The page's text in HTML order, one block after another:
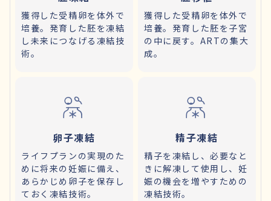
獲得した受精卵を体外で
培養。発育した胚を凍結
し未来につなげる凍結技
術。
獲得した受精卵を体外で
培養。発育した胚を子宮
の中に戻す。ARTの集大
成。
卵子凍結
ライフプランの実現のた
めに将来の妊娠に備え、
あらかじめ卵子を保存し
ておく凍結技術。
精子凍結
精子を凍結し、必要なと
きに解凍して使用し、妊
娠の機会を増やすための
凍結技術。